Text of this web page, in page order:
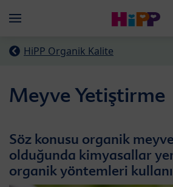
Menü
HiPP Organik Kalite
Meyve Yetiştirme
Söz konusu organik
olduğunda kimyasallar
organik yöntemleri